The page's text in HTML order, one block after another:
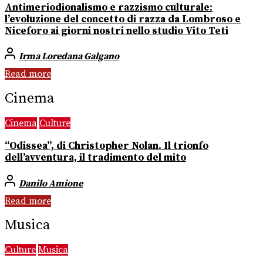
Antimeriodionalismo e razzismo culturale:
l’evoluzione del concetto di razza da Lombroso e
Niceforo ai giorni nostri nello studio Vito Teti
Irma Loredana Galgano
Read more
Cinema
Cinema Culture
“Odissea”, di Christopher Nolan. Il trionfo
dell’avventura, il tradimento del mito
Danilo Amione
Read more
Musica
Culture Musica